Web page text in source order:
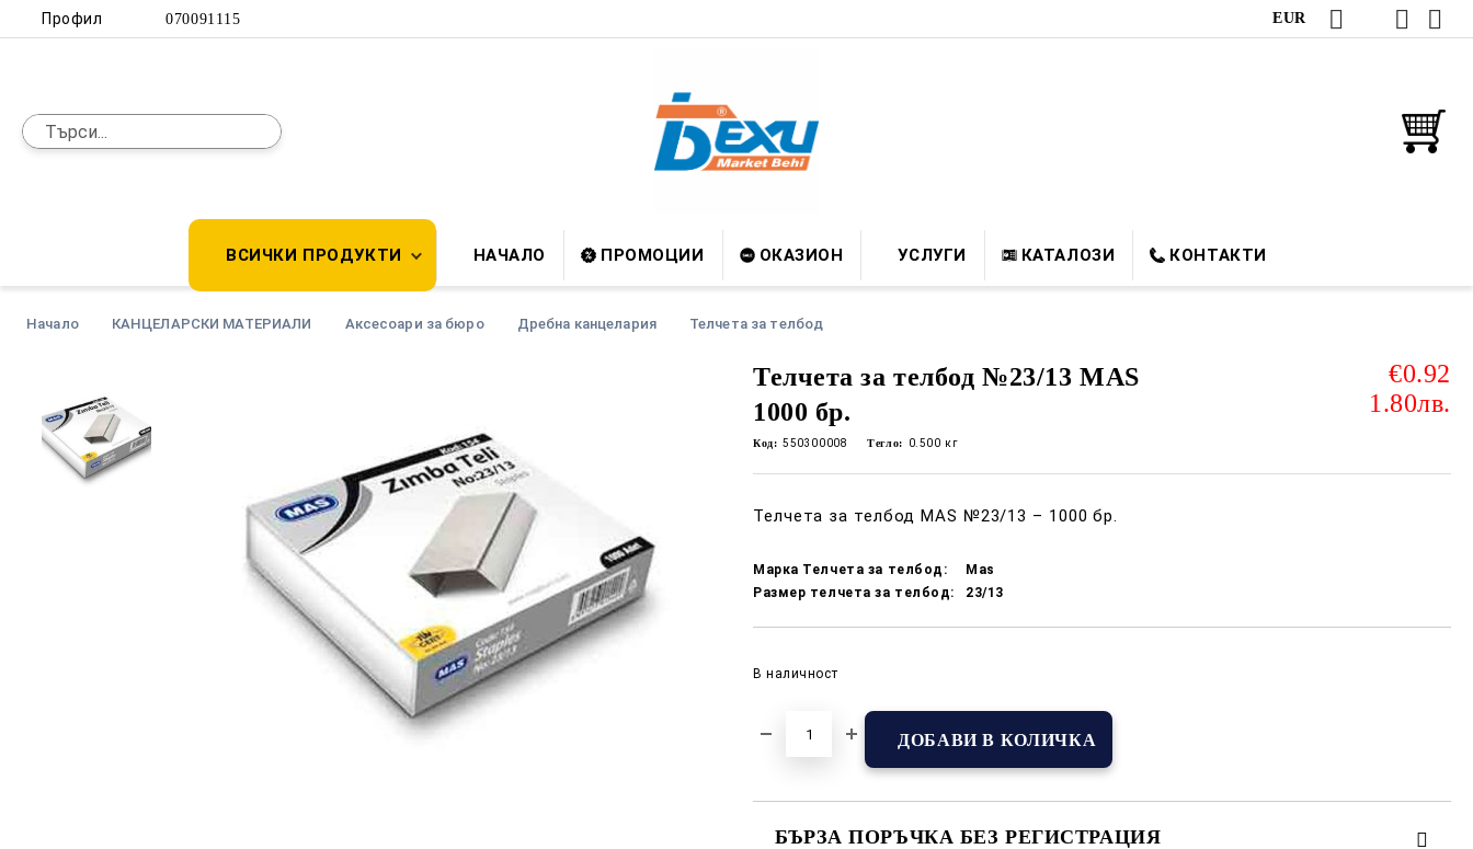
Профил 070091115 EUR
ВСИЧКИ ПРОДУКТИ НАЧАЛО ПРОМОЦИИ ОКАЗИОН УСЛУГИ КАТАЛОЗИ КОНТАКТИ
Начало КАНЦЕЛАРСКИ МАТЕРИАЛИ Аксесоари за бюро Дребна канцелария Телчета за телбод
Телчета за телбод №23/13 MAS
1000 бр.
€0.92
1.80лв.
Код: 550300008 Тегло: 0.500 кг
Телчета за телбод MAS №23/13 – 1000 бр.
Марка Телчета за телбод:
Mas
Размер телчета за телбод:
23/13
В наличност
БЪРЗА ПОРЪЧКА БЕЗ РЕГИСТРАЦИЯ